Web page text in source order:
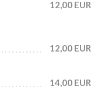
12,00 EUR
12,00 EUR
14,00 EUR